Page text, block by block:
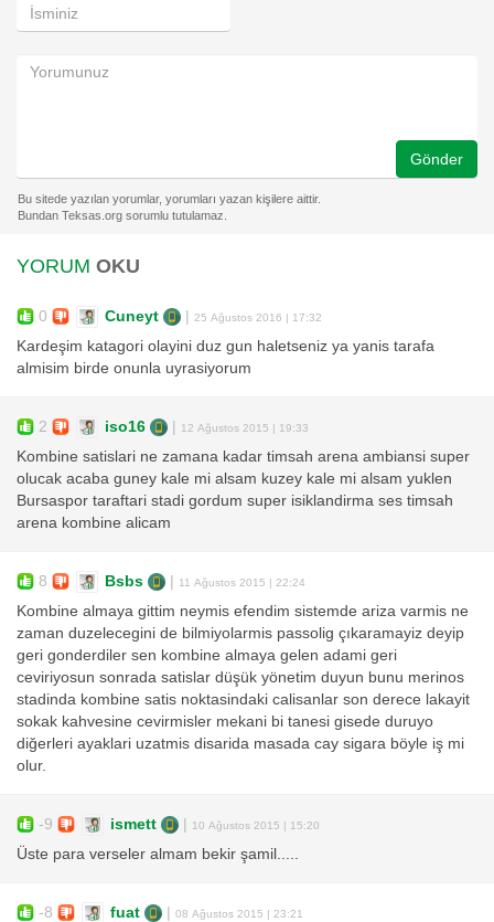
Gönder
YORUM OKU
0 Cuneyt 25 Ağustos 2016 | 17:32
Kardeşim katagori olayini duz gun haletseniz ya yanis tarafa
almisim birde onunla uyrasiyorum
2 iso16 12 Ağustos 2015 | 19:33
Kombine satislari ne zamana kadar timsah arena ambiansi super
olucak acaba guney kale mi alsam kuzey kale mi alsam yuklen
Bursaspor taraftari stadi gordum super isiklandirma ses timsah
arena kombine alicam
8 Bsbs 11 Ağustos 2015 | 22:24
Kombine almaya gittim neymis efendim sistemde ariza varmis ne
zaman duzelecegini de bilmiyolarmis passolig çıkaramayiz deyip
geri gonderdiler sen kombine almaya gelen adami geri
ceviriyosun sonrada satislar düşük yönetim duyun bunu merinos
stadinda kombine satis noktasindaki calisanlar son derece lakayit
sokak kahvesine cevirmisler mekani bi tanesi gisede duruyo
diğerleri ayaklari uzatmis disarida masada cay sigara böyle iş mi
olur.
-9 ismett 10 Ağustos 2015 | 15:20
Üste para verseler almam bekir şamil.....
-8 fuat 08 Ağustos 2015 | 23:21